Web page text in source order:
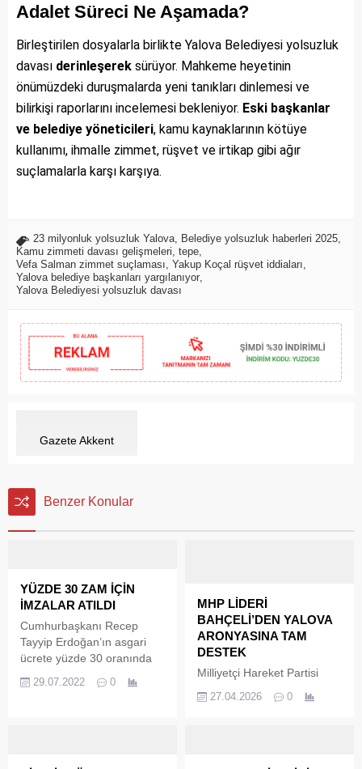
Adalet Süreci Ne Aşamada?
Birleştirilen dosyalarla birlikte Yalova Belediyesi yolsuzluk
davası derinleşerek sürüyor. Mahkeme heyetinin
önümüzdeki duruşmalarda yeni tanıkları dinlemesi ve
bilirkişi raporlarını incelemesi bekleniyor. Eski başkanlar
ve belediye yöneticileri, kamu kaynaklarının kötüye
kullanımı, ihmalle zimmet, rüşvet ve irtikap gibi ağır
suçlamalarla karşı karşıya.
23 milyonluk yolsuzluk Yalova Belediye yolsuzluk haberleri 2025
Kamu zimmeti davası gelişmeleri tepe
Vefa Salman zimmet suçlaması Yakup Koçal rüşvet iddiaları
Yalova belediye başkanları yargılanıyor
Yalova Belediyesi yolsuzluk davası
Gazete Akkent
Benzer Konular
YÜZDE 30 ZAM İÇİN
İMZALAR ATILDI
Cumhurbaşkanı Recep
Tayyip Erdoğan’ın asgari
ücrete yüzde 30 oranında
açıklamasının ardından,
29.07.2022 0
MHP LİDERİ
BAHÇELİ’DEN YALOVA
ARONYASINA TAM
DESTEK
Milliyetçi Hareket Partisi
Yalova’da son yıllarda hızla
27.04.2026 0